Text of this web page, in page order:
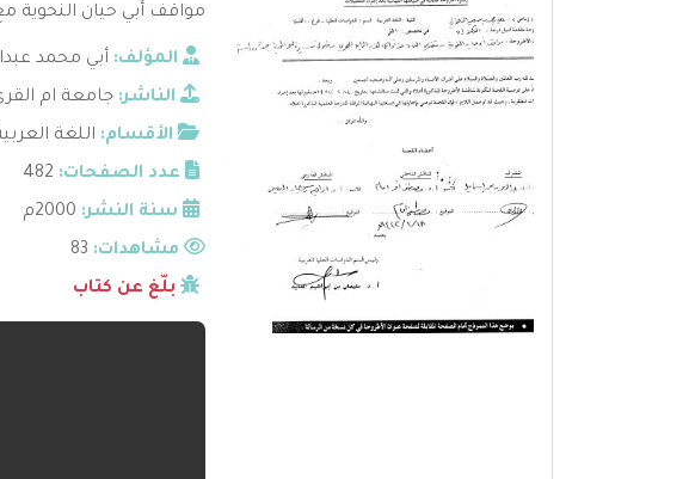
مواقف أبي حيان النحوية
المؤلف: أبي محمد
الناشر: جامعة ام
الأقسام: اللغة
عدد الصفحات: 482
سنة النشر: 2000م
مشاهدات:
بلّغ عن كتاب